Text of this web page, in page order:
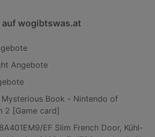
wogibtswas.at
Angebote
Mysterious Book - Nintendo of
2 [Game card]
EF Slim French Door, Kühl-